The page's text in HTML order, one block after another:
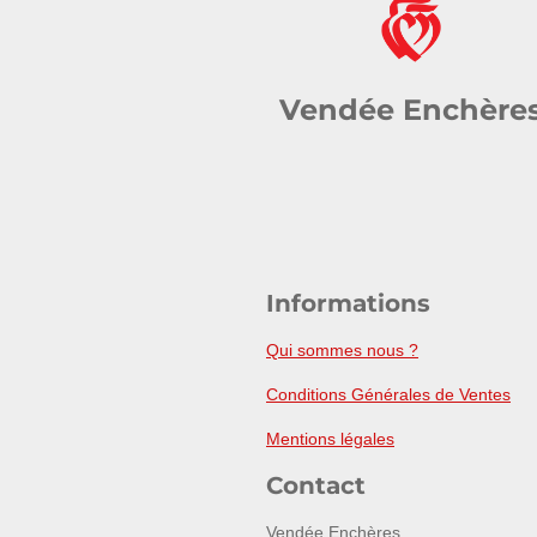
Vendée
Informations
Qui sommes nous ?
Conditions Générales de Ventes
Mentions légales
Contact
Vendée Enchères